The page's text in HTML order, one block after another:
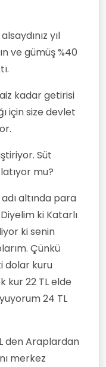
yıl
ve gümüş %40
kadar getirisi
için size devlet
Süt
mu?
altında para
ki Katarlı
ki senin
Çünkü
dolar kuru
kur 22 TL elde
24 TL
den Araplardan
merkez